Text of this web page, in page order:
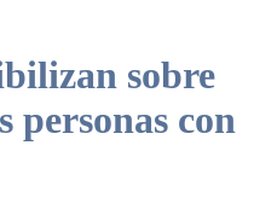
sobre
personas con